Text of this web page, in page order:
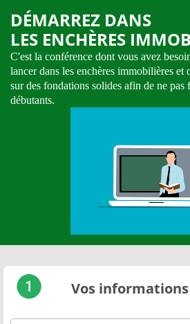
DÉMARREZ DANS
LES ENCHÈRES
C'est la conférence dont vous avez
lancer dans les enchères immobilières et
sur des fondations solides afin de ne pas
débutants.
Vos